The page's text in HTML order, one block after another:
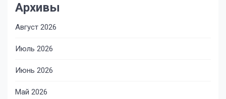
Архивы
Август 2026
Июль 2026
Июнь 2026
Май 2026